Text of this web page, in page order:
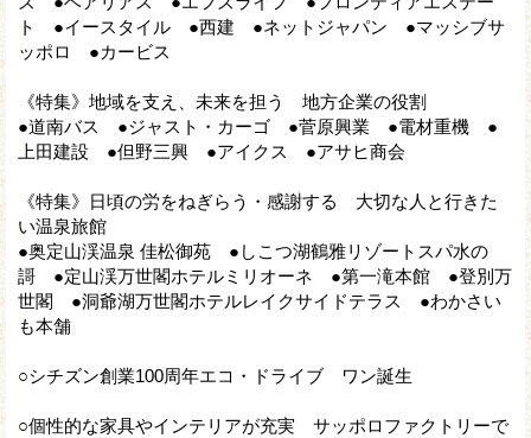
ト ●イースタイル ●西建 ●ネットジャパン ●マッシブサ
ッポロ ●カービス
《特集》地域を支え、未来を担う 地方企業の役割
●道南バス ●ジャスト・カーゴ ●菅原興業 ●電材重機 ●
上田建設 ●但野三興 ●アイクス ●アサヒ商会
《特集》日頃の労をねぎらう・感謝する 大切な人と行きた
い温泉旅館
●奥定山渓温泉 佳松御苑 ●しこつ湖鶴雅リゾートスパ水の
謌 ●定山渓万世閣ホテルミリオーネ ●第一滝本館 ●登別万
世閣 ●洞爺湖万世閣ホテルレイクサイドテラス ●わかさい
も本舗
○シチズン創業100周年エコ・ドライブ ワン誕生
○個性的な家具やインテリアが充実 サッポロファクトリーで